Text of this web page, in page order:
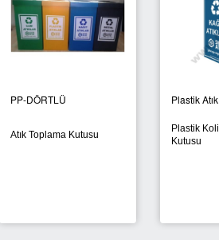
PP-DÖRTLÜ
Atık Toplama Kutusu
Plastik
Plastik Koli
Kutusu